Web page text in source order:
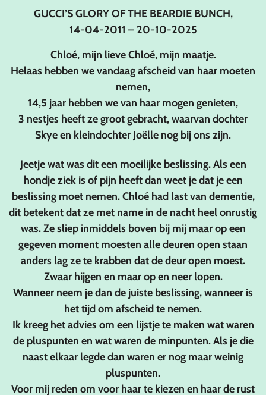
GUCCI’S GLORY OF THE BEARDIE BUNCH,
14-04-2011 – 20-10-2025
Chloé, mijn lieve Chloé, mijn maatje.
Helaas hebben we vandaag afscheid van haar moeten
nemen,
14,5 jaar hebben we van haar mogen genieten,
3 nestjes heeft ze groot gebracht, waarvan dochter
Skye en kleindochter Joëlle nog bij ons zijn.
Jeetje wat was dit een moeilijke beslissing. Als een
hondje ziek is of pijn heeft dan weet je dat je een
beslissing moet nemen. Chloé had last van dementie,
dit betekent dat ze met name in de nacht heel onrustig
was. Ze sliep inmiddels boven bij mij maar op een
gegeven moment moesten alle deuren open staan
anders lag ze te krabben dat de deur open moest.
Zwaar hijgen en maar op en neer lopen.
Wanneer neem je dan de juiste beslissing, wanneer is
het tijd om afscheid te nemen.
Ik kreeg het advies om een lijstje te maken wat waren
de pluspunten en wat waren de minpunten. Als je die
naast elkaar legde dan waren er nog maar weinig
pluspunten.
Voor mij reden om voor haar te kiezen en haar de rust